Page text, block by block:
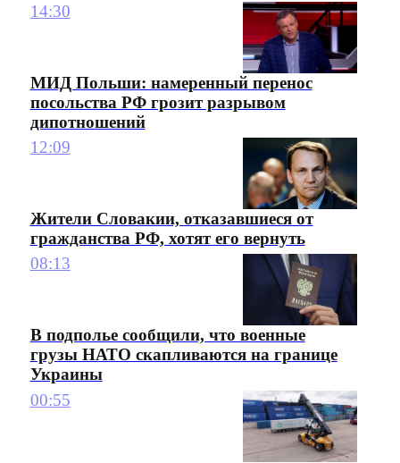
14:30
МИД Польши: намеренный перенос
посольства РФ грозит разрывом
дипотношений
12:09
Жители Словакии, отказавшиеся от
гражданства РФ, хотят его вернуть
08:13
В подполье сообщили, что военные
грузы НАТО скапливаются на границе
Украины
00:55